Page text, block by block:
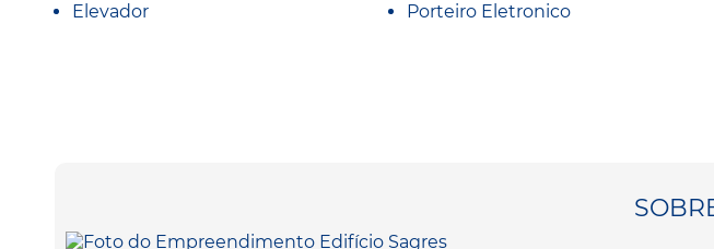
Elevador
Porteiro Eletronico